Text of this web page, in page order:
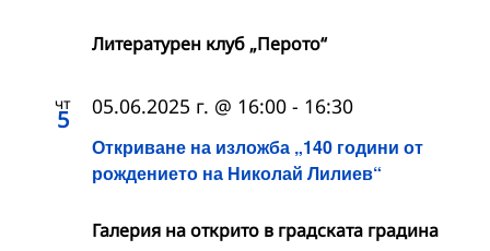
Литературен клуб „Перото“
чт
5
Откриване на изложба „140 години от
рождението на Николай Лилиев“
05.06.2025 г. @ 16:00 - 16:30
Галерия на открито в градската градина